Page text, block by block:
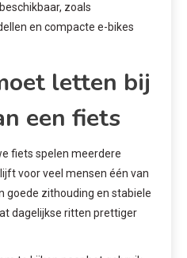
zoals
en compacte e-bikes
letten bij
een fiets
fiets spelen meerdere
voor veel mensen één van
goede zithouding en stabiele
dagelijkse ritten prettiger